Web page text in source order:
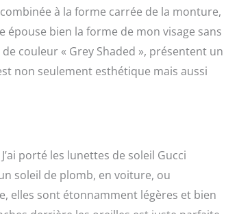
à la forme carrée de la monture,
bien la forme de mon visage sans
couleur « Grey Shaded », présentent un
non seulement esthétique mais aussi
porté les lunettes de soleil Gucci
soleil de plomb, en voiture, ou
elles sont étonnamment légères et bien